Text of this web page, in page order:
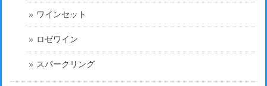
ワインセット
ロゼワイン
スパークリング